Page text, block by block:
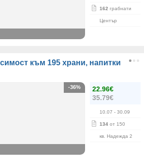
162 грабнати
Център
към 195 храни, напитки
22.96€
35.79€
10.07 - 30.09
134 от 150
кв. Надежда 2
-36%